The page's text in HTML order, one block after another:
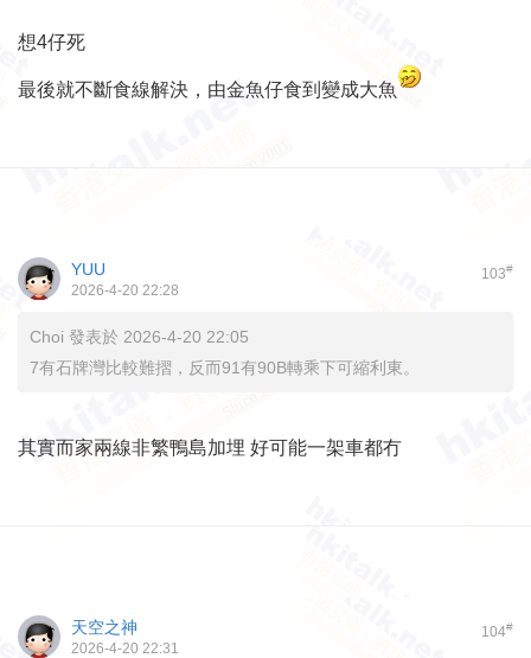
想4仔死
最後就不斷食線解決，由金魚仔食到變成大魚
103#
YUU
2026-4-20 22:28
Choi 發表於 2026-4-20 22:05
7有石牌灣比較難摺，反而91有90B轉乘下可縮利東。
其實而家兩線非繁鴨島加埋 好可能一架車都冇
104#
天空之神
2026-4-20 22:31